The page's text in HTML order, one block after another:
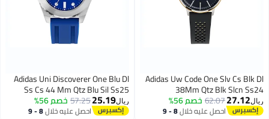
Adidas Uw Code One Slv Cs Blk Dl
38Mm Qtz Blk Slcn Ss24
ريال27.12
62.07خصم 56%
احصل عليه خلال 8 - 9
Adidas Uni Discoverer One Blu Dl
Ss Cs 44 Mm Qtz Blu Sil Ss25
ريال25.19
57.25خصم 56%
احصل عليه خلال 8 - 9